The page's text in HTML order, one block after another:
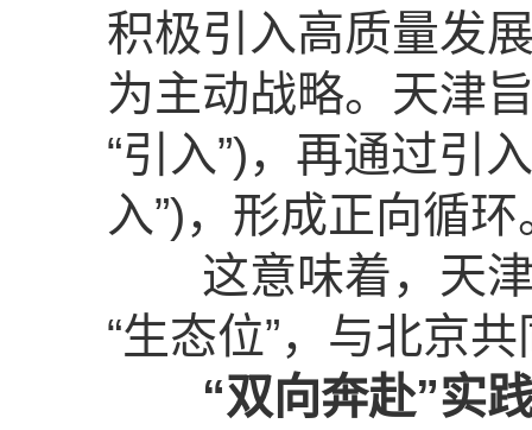
积极引入高质量发
为主动战略。天津
“引入”)，再通过引
入”)，形成正向循环
这意味着，天津
“生态位”，与北京
“双向奔赴”实